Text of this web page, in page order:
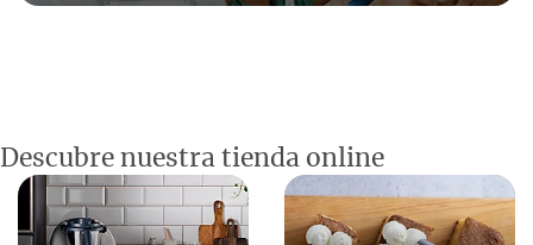
Descubre nuestra tienda online